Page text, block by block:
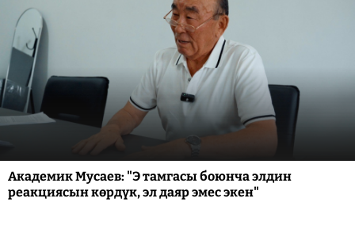
Академик Мусаев: "Э тамгасы боюнча элдин
реакциясын көрдүк, эл даяр эмес экен"